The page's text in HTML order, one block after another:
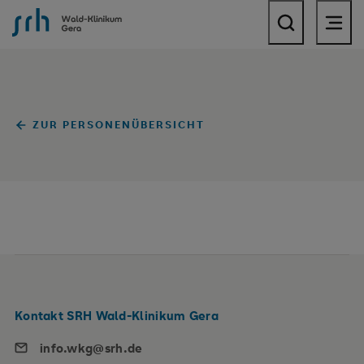
SRH Wald-Klinikum Gera
ZUR PERSONENÜBERSICHT
Kontakt SRH Wald-Klinikum Gera
info.wkg@srh.de